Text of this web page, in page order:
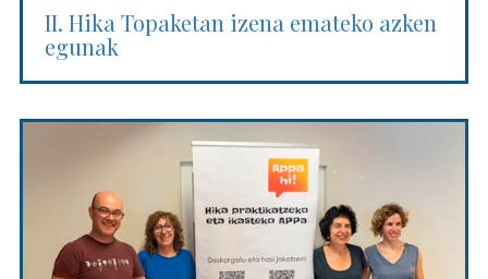
II. Hika Topaketan izena emateko azken
egunak